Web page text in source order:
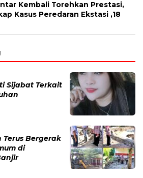
Kembali Torehkan Prestasi,
Kasus Peredaran Ekstasi ,18
Sijabat Terkait
Terus Bergerak
di